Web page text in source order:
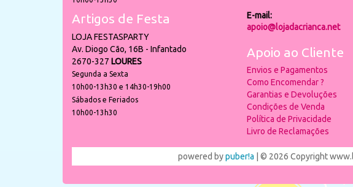
Artigos de Festa
LOJA FESTASPARTY
Av. Diogo Cão, 16B - Infantado
2670-327 LOURES
Segunda a Sexta
10h00-13h30 e 14h30-19h00
Sábados e Feriados
10h00-13h30
E-mail:
apoio@lojadacrianca.net
Apoio ao Cliente
Envios e Pagamentos
Como Encomendar ?
Garantias e Devoluções
Condições de Venda
Política de Privacidade
Livro de Reclamações
powered bypuber!a | © 2026 Copyright